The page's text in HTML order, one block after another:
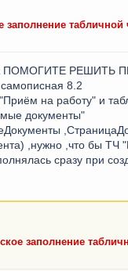
заполнение табличной
РЕШИТЬ
самописная 8.2
на работу" и
документы"
,нужно ,что бы ТЧ
сразу при
заполнение